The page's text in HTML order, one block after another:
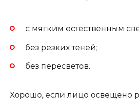
с мягким естественным
без резких теней;
без пересветов.
Хорошо, если лицо освещено